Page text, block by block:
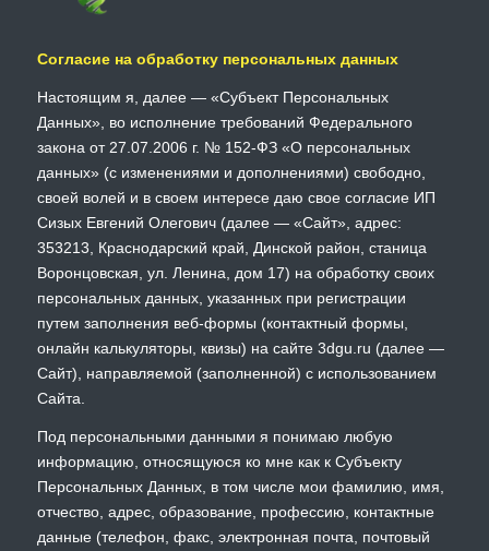
Согласие на обработку персональных данных
Настоящим я, далее — «Субъект Персональных
Данных», во исполнение требований Федерального
закона от 27.07.2006 г. № 152-ФЗ «О персональных
данных» (с изменениями и дополнениями) свободно,
своей волей и в своем интересе даю свое согласие ИП
Сизых Евгений Олегович (далее — «Сайт», адрес:
353213, Краснодарский край, Динской район, станица
Воронцовская, ул. Ленина, дом 17) на обработку своих
персональных данных, указанных при регистрации
путем заполнения веб-формы (контактный формы,
онлайн калькуляторы, квизы) на сайте 3dgu.ru (далее —
Сайт), направляемой (заполненной) с использованием
Сайта.
Под персональными данными я понимаю любую
информацию, относящуюся ко мне как к Субъекту
Персональных Данных, в том числе мои фамилию, имя,
отчество, адрес, образование, профессию, контактные
данные (телефон, факс, электронная почта, почтовый